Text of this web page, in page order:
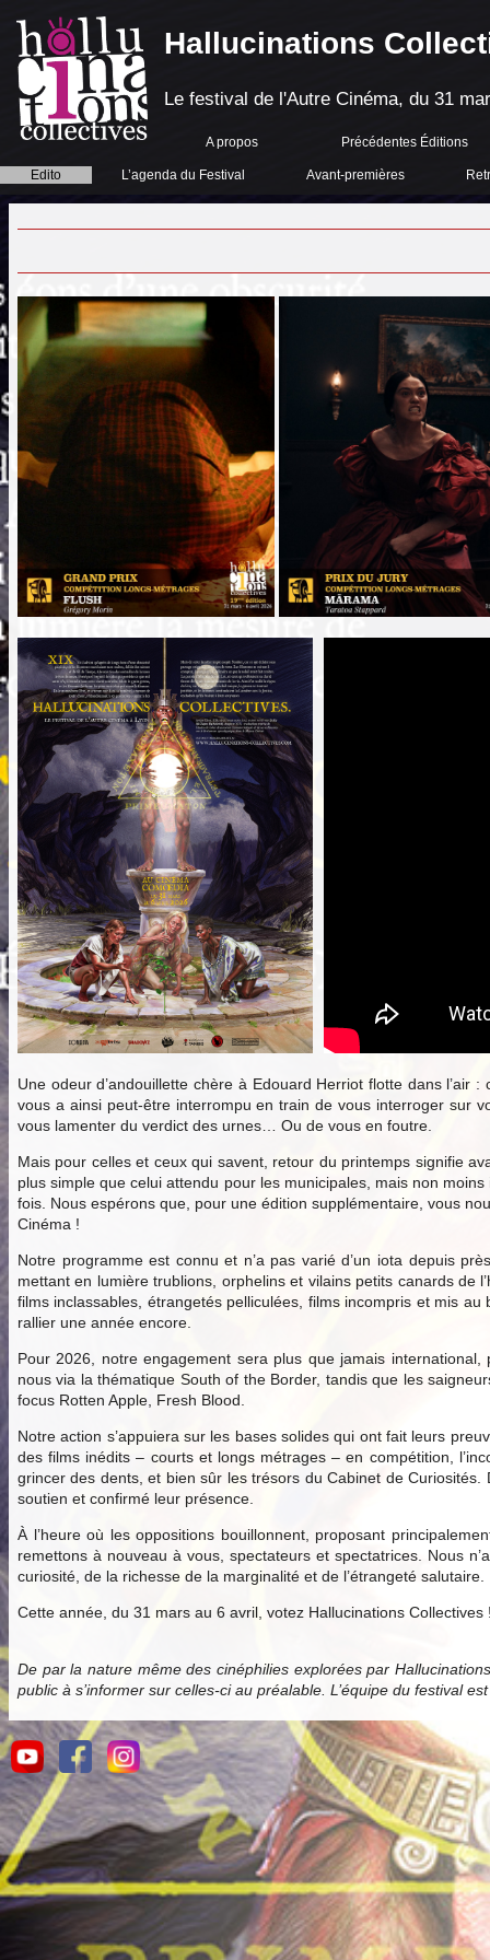
Hallucinations
Le festival de l'Autre Cinéma, du 31
A propos Précédentes Éditions
Edito L’agenda du Festival Avant-premières
Une odeur d’andouillette chère à Edouard Herriot flotte dans
vous a ainsi peut-être interrompu en train de vous interroger sur
vous lamenter du verdict des urnes… Ou de vous en foutre.
Mais pour celles et ceux qui savent, retour du printemps signifie
plus simple que celui attendu pour les municipales, mais non
fois. Nous espérons que, pour une édition supplémentaire, vous
Cinéma !
Notre programme est connu et n’a pas varié d’un iota depuis
mettant en lumière trublions, orphelins et vilains petits canards de
films inclassables, étrangetés pelliculées, films incompris et mis
rallier une année encore.
Pour 2026, notre engagement sera plus que jamais
nous via la thématique South of the Border, tandis que les
focus Rotten Apple, Fresh Blood.
Notre action s’appuiera sur les bases solides qui ont fait leurs
des films inédits – courts et longs métrages – en compétition,
grincer des dents, et bien sûr les trésors du Cabinet de
soutien et confirmé leur présence.
À l’heure où les oppositions bouillonnent, proposant
remettons à nouveau à vous, spectateurs et spectatrices. Nous
curiosité, de la richesse de la marginalité et de l’étrangeté salutaire.
Cette année, du 31 mars au 6 avril, votez Hallucinations Collectives
De par la nature même des cinéphilies explorées par
public à s’informer sur celles-ci au préalable. L’équipe du festival